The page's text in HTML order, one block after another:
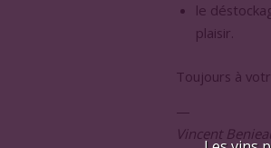
le
plaisir.
Toujours à
—
Vincent